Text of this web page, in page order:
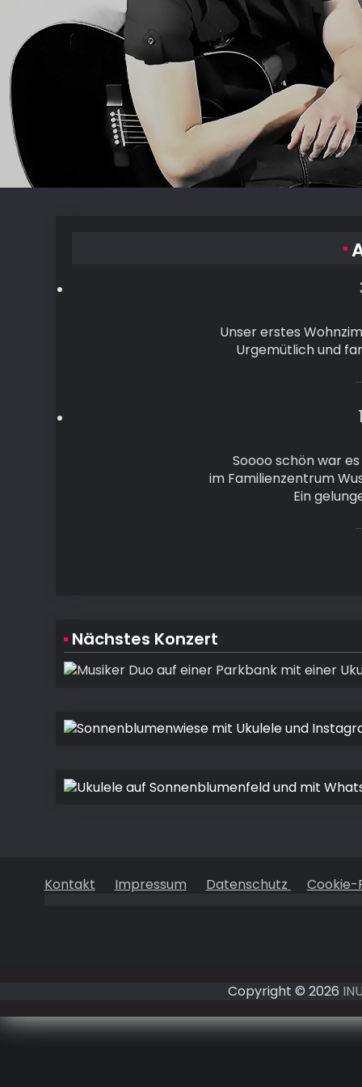
Unser erstes
Urgemütlich und
Soooo schön war
im Familienzentrum
Ein
Nächstes Konzert
Kontakt Impressum Datenschutz Cookie-
Copyright © 2026